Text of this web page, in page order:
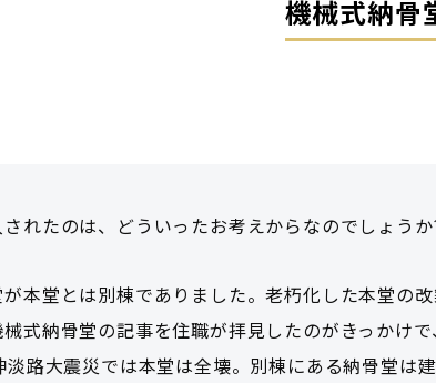
機械式納骨
れたのは、どういったお考えからなのでしょうか
本堂とは別棟でありました。老朽化した本堂の
式納骨堂の記事を住職が拝見したのがきっかけ
路大震災では本堂は全壊。別棟にある納骨堂は